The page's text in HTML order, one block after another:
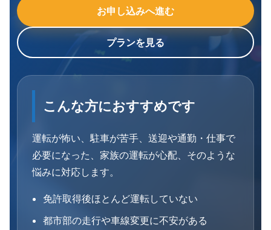
お申し込みへ進む
プランを見る
こんな方におすすめです
運転が怖い、駐車が苦手、送迎や通勤・仕事で
必要になった、家族の運転が心配、そのような
悩みに対応します。
免許取得後ほとんど運転していない
都市部の走行や車線変更に不安がある